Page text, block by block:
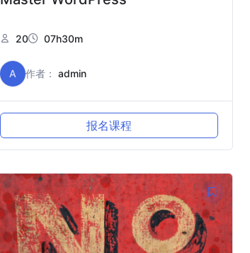
20 07h30m
A 作者： admin
报名课程